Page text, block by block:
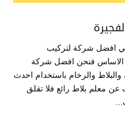
افضل شركة لتركيب
من الاساس فنحن افضل شركة
والرخام باستخدام احدث
معلم بلاط رائع فلا تقلق